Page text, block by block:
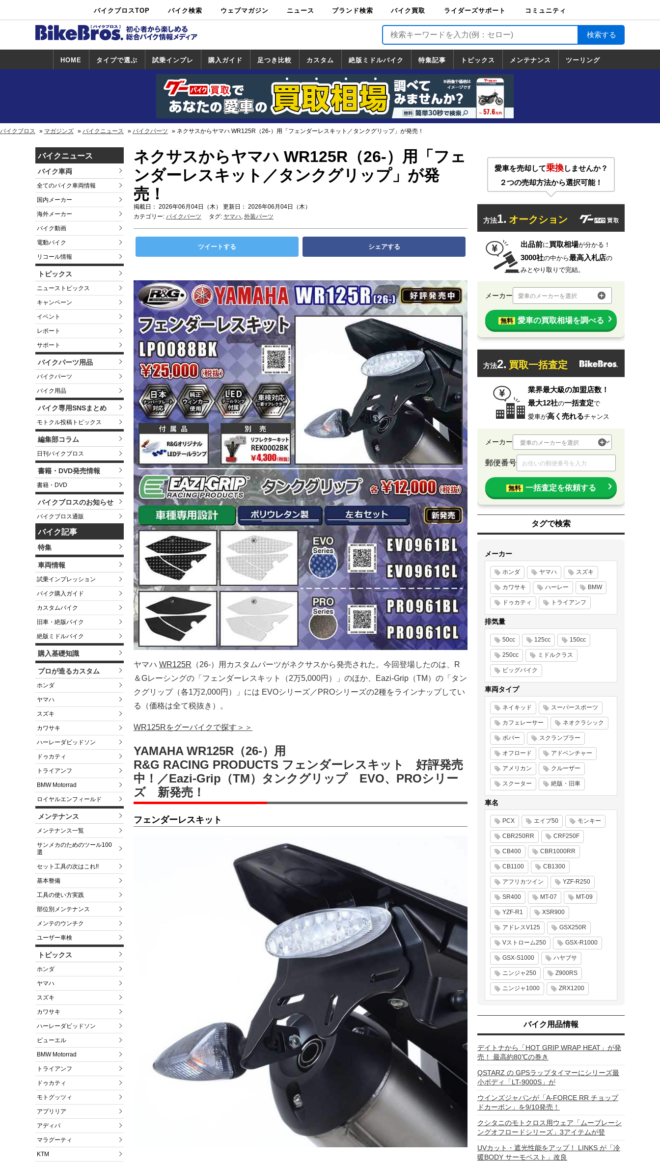
バイクブロスTOP バイク検索
中古バイ
ク・新車検
カタログ検
索
ショップ検
索
ウェブマガジン ニュース ブランド検索 バイク買取
バイク買取
ライダーズサポート
ライダーズサポート
TOP
バイク輸送
バイクガレージライ
フ
バイク車両保険
ロードサービス
バイク試乗
コミュニティ
HOME タイプで選ぶ 試乗インプレ
試乗インプレ
一覧
ホンダ
ヤマハ
スズキ
カワサキ
ハーレー
BMW
トライアンフ
ドゥカティ
購入ガイド
一覧
足つき比較 カスタム
カスタム
一覧
ホンダ
ヤマハ
スズキ
カワサキ
絶版ミドルバイク
絶版ミドルバイク
一覧
ホンダ
ヤマハ
スズキ
カワサキ
特集記事 トピックス
トピックス
一覧
ホンダ
ヤマハ
スズキ
カワサキ
ハーレーダ
ビッドソン
BMW
ドゥカティ
トライアン
フ
メンテナンス ツーリング
道の駅調査隊
ツーリング情報局
日本の道50選
国道めぐり
林道ツーリング
バイクブロス マガジンズ バイクニュース バイクパーツ ネクサスからヤマハ WR125R（26-）用「フェンダーレスキット／タンクグリップ」が発売！
バイクニュース
バイク車両
全てのバイク車両情報
国内メーカー
海外メーカー
バイク動画
電動バイク
リコール情報
トピックス
ニューストピックス
キャンペーン
イベント
レポート
サポート
バイクパーツ用品
バイクパーツ
バイク用品
バイク専用SNSまとめ
モトクル投稿トピックス
編集部コラム
日刊バイクブロス
書籍・DVD発売情報
書籍・DVD
バイクブロスのお知らせ
バイクブロス通販
バイク記事
特集
車両情報
試乗インプレッション
バイク購入ガイド
カスタムバイク
旧車・絶版バイク
絶版ミドルバイク
購入基礎知識
プロが造るカスタム
ホンダ
ヤマハ
スズキ
カワサキ
ハーレーダビッドソン
ドゥカティ
トライアンフ
BMW Motorrad
ロイヤルエンフィールド
メンテナンス
メンテナンス一覧
サンメカのためのツール100
選
セット工具の次はこれ!!
基本整備
工具の使い方実践
部位別メンテナンス
メンテのウンチク
ユーザー車検
トピックス
ホンダ
ヤマハ
スズキ
カワサキ
ハーレーダビッドソン
ビューエル
BMW Motorrad
トライアンフ
ドゥカティ
モトグッツィ
アプリリア
アディバ
マラグーティ
KTM
ネクサスからヤマハ WR125R（26-）用「フェ
ンダーレスキット／タンクグリップ」が発
売！
掲載日： 2026年06月04日（木） 更新日： 2026年06月04日（木）
カテゴリー: バイクパーツ タグ: ヤマハ, 外装パーツ
ツイートする シェアする
ヤマハ WR125R （26-）用カスタムパーツがネクサスから発売された。今回登場したのは、R
＆Gレーシングの「フェンダーレスキット（2万5,000円）」のほか、Eazi-Grip（TM）の「タン
クグリップ（各1万2,000円）」には EVOシリーズ／PROシリーズの2種をラインナップしてい
る（価格は全て税抜き）。
WR125Rをグーバイクで探す＞＞
YAMAHA WR125R（26-）用
R&G RACING PRODUCTS フェンダーレスキット 好評発売
中！／Eazi-Grip（TM）タンクグリップ EVO、PROシリー
ズ 新発売！
フェンダーレスキット
愛車を売却して乗換しませんか？
２つの売却方法から選択可能！
方法1. オークション
出品前に買取相場が分かる！
3000社の中から最高入札店の
みとやり取りで完結。
メーカー 愛車のメーカーを選択
無料 愛車の買取相場を調べる
方法2. 買取一括査定
業界最大級の加盟店数！
最大12社の一括査定で
愛車が高く売れるチャンス
メーカー
郵便番号
無料 一括査定を依頼する
タグで検索
メーカー
ホンダ ヤマハ スズキ
カワサキ ハーレー BMW
ドゥカティ トライアンフ
排気量
50cc 125cc 150cc
250cc ミドルクラス
ビッグバイク
車両タイプ
ネイキッド スーパースポーツ
カフェレーサー ネオクラシック
ボバー スクランブラー
オフロード アドベンチャー
アメリカン クルーザー
スクーター 絶版・旧車
車名
PCX エイプ50 モンキー
CBR250RR CRF250F
CB400 CBR1000RR
CB1100 CB1300
アフリカツイン YZF-R250
SR400 MT-07 MT-09
YZF-R1 XSR900
アドレスV125 GSX250R
Vストローム250 GSX-R1000
GSX-S1000 ハヤブサ
ニンジャ250 Z900RS
ニンジャ1000 ZRX1200
バイク用品情報
デイトナから「HOT GRIP WRAP HEAT」が発
売！ 最高約80℃の巻き
QSTARZ の GPSラップタイマーにシリーズ最
小ボディ「LT-9000S」が
ウインズジャパンが「A-FORCE RR チョップ
ドカーボン」を9/10発売！
クシタニのモトクロス用ウェア「ムーブレーシ
ングオフロードシリーズ」3アイテムが登
UVカット・遮光性能をアップ！ LINKS が「冷
暖BODY サーモベスト」改良